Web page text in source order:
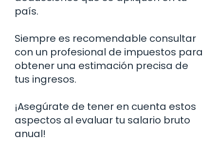
país.
Siempre es recomendable consultar
con un profesional de impuestos para
obtener una estimación precisa de
tus ingresos.
¡Asegúrate de tener en cuenta estos
aspectos al evaluar tu salario bruto
anual!